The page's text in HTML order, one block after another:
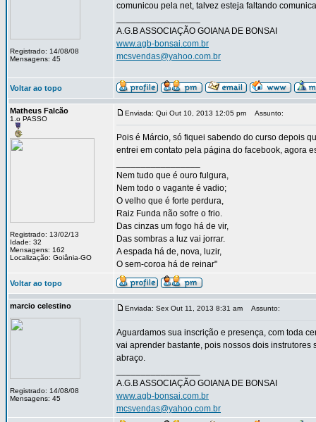
Registrado: 14/08/08
Mensagens: 45
comunicou pela net, talvez esteja faltando
A.G.B ASSOCIAÇÃO GOIANA DE BONSAI
www.agb-bonsai.com.br
mcsvendas@yahoo.com.br
Voltar ao topo
Matheus Falcão
1.o PASSO
Registrado: 13/02/13
Idade: 32
Mensagens: 162
Localização: Goiânia-GO
Enviada: Qui Out 10, 2013 12:05 pm Assunto:
Pois é Márcio, só fiquei sabendo do curso depois
entrei em contato pela página do facebook, agora
Nem tudo que é ouro fulgura,
Nem todo o vagante é vadio;
O velho que é forte perdura,
Raiz Funda não sofre o frio.
Das cinzas um fogo há de vir,
Das sombras a luz vai jorrar.
A espada há de, nova, luzir,
O sem-coroa há de reinar"
Voltar ao topo
marcio celestino
Registrado: 14/08/08
Mensagens: 45
Enviada: Sex Out 11, 2013 8:31 am Assunto:
Aguardamos sua inscrição e presença, com toda
vai aprender bastante, pois nossos dois
abraço.
A.G.B ASSOCIAÇÃO GOIANA DE BONSAI
www.agb-bonsai.com.br
mcsvendas@yahoo.com.br